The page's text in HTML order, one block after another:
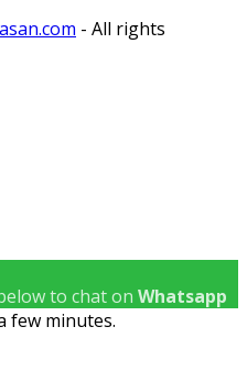
- All rights
to chat on Whatsapp
few minutes.